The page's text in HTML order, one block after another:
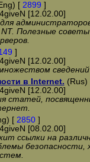
[ 2899 ]
[12.02.00]
Полезные
]
[12.02.00]
в Internet.
[12.02.00]
статей,
[ 2850]
[08.02.00]
ссылки на
безопасности,